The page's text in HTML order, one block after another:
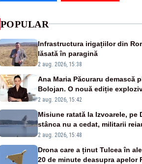
POPULAR
Infrastructura irigațiilor din
lăsată în paragină
2 aug. 2026, 15:38
Ana Maria Păcuraru demască
Bolojan. O nouă ediție
emisiunii „Miza Zilei” la
2 aug. 2026, 15:42
Misiune ratată la Izvoarele, pe
stânca nu a cedat, militarii
luni – VIDEO
2 aug. 2026, 15:48
Drona care a ținut Tulcea în
20 de minute deasupra apelor